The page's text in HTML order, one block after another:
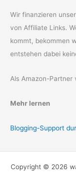
Wir finanzieren
von Affiliate Links.
kommt, bekommen
entstehen dabei
Als Amazon-Partner
Mehr lernen
Blogging-Support
Copyright © 2026